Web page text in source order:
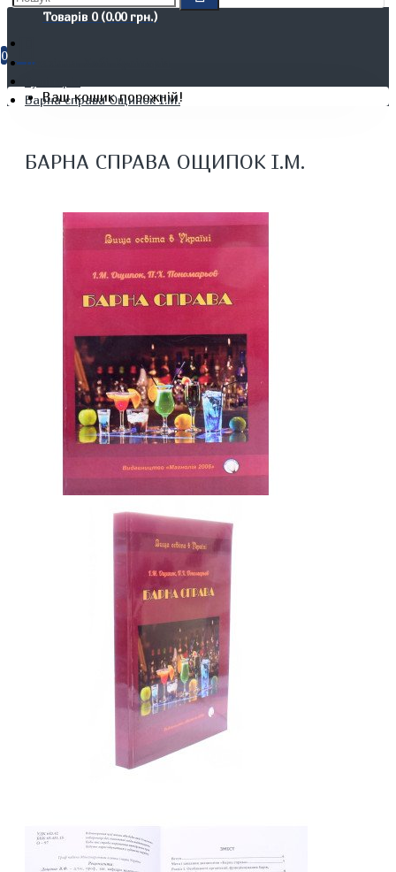
Товарів 0 (0.00 грн.)
0
Ваш кошик порожній!
Дозвілля. Хобі. Кулінарія
Барна справа Ощипок І.М.
БАРНА СПРАВА ОЩИПОК І.М.